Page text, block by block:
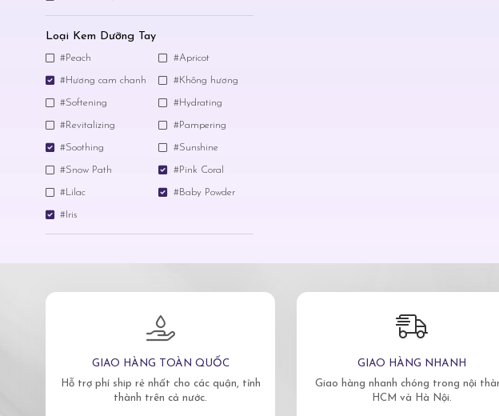
Loại Kem Dưỡng Tay
#Peach #Apricot
#Hương cam chanh #Không hương
#Softening #Hydrating
#Revitalizing #Pampering
#Soothing #Sunshine
#Snow Path #Pink Coral
#Lilac #Baby Powder
#Iris
GIAO HÀNG TOÀN QUỐC
Hỗ trợ phí ship rẻ nhất cho các quận, tỉnh
thành trên cả nước.
GIAO HÀNG NHANH
Giao hàng nhanh chóng trong nội
HCM và Hà Nội.